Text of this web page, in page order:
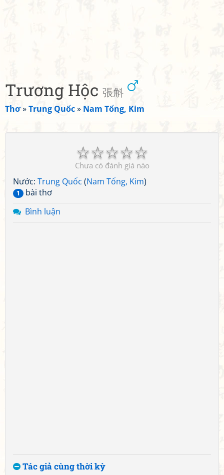
Trương Hộc 張斛
Thơ»Trung Quốc» Nam Tống, Kim
☆
☆
☆
☆
☆
Chưa có đánh giá nào
Nước: Trung Quốc (Nam Tống, Kim)
1
bài thơ
Bình luận
Tác giả cùng thời kỳ